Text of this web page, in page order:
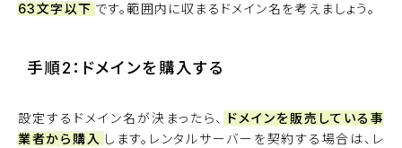
63文字以下 です。範囲内に収まるドメイン名を考えましょう。
手順2：ドメインを購入する
設定するドメイン名が決まったら、 ドメインを販売している事
業者から購入 します。レンタルサーバーを契約する場合は、レ